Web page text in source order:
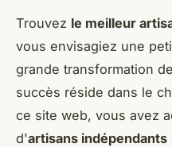
Trouvez le meilleur
vous envisagiez une
grande transformation
succès réside dans le
ce site web, vous avez
d'artisans indépendants